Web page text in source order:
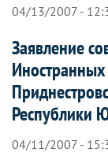
04/13/2007 -
Заявление
Республики
04/11/2007 -